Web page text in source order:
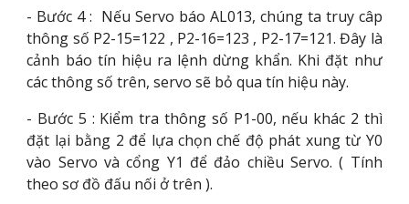
- Bước 4 : Nếu Servo báo AL013, chúng ta truy câp
thông số P2-15=122 , P2-16=123 , P2-17=121. Đây là
cảnh báo tín hiệu ra lệnh dừng khẩn. Khi đặt như
các thông số trên, servo sẽ bỏ qua tín hiệu này.
- Bước 5 : Kiểm tra thông số P1-00, nếu khác 2 thì
đặt lại bằng 2 để lựa chọn chế độ phát xung từ Y0
vào Servo và cổng Y1 để đảo chiều Servo. ( Tính
theo sơ đồ đấu nối ở trên ).